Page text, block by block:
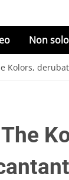
Non
Kolors,